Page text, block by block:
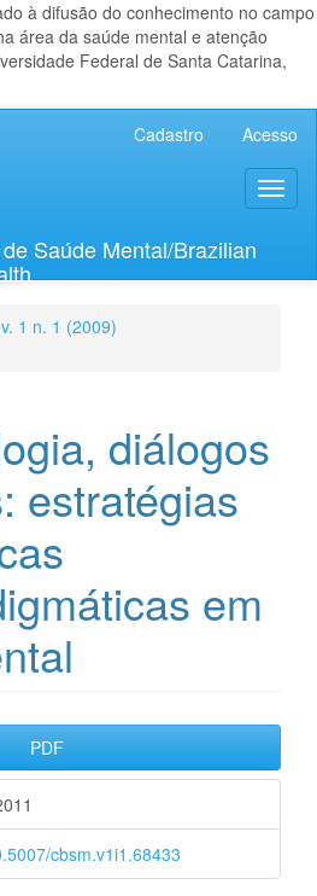
à difusão do conhecimento no campo
área da saúde mental e atenção
Federal de Santa Catarina,
Cadastro Acesso
Saúde Mental/Brazilian
v. 1 n. 1 (2009)
diálogos
estratégias
em
PDF
cbsm.v1i1.68433